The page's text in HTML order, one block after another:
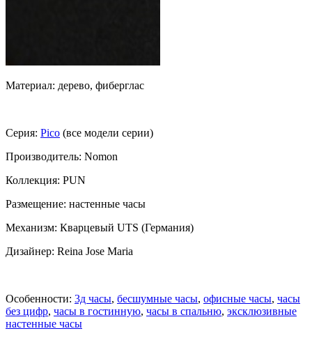
Материал: дерево, фиберглас
Серия: Pico (все модели серии)
Производитель: Nomon
Коллекция: PUN
Размещение: настенные часы
Механизм: Кварцевый UTS (Германия)
Дизайнер: Reina Jose Maria
Особенности: 3д часы, бесшумные часы, офисные часы, часы
без цифр, часы в гостинную, часы в спальню, эксклюзивные
настенные часы